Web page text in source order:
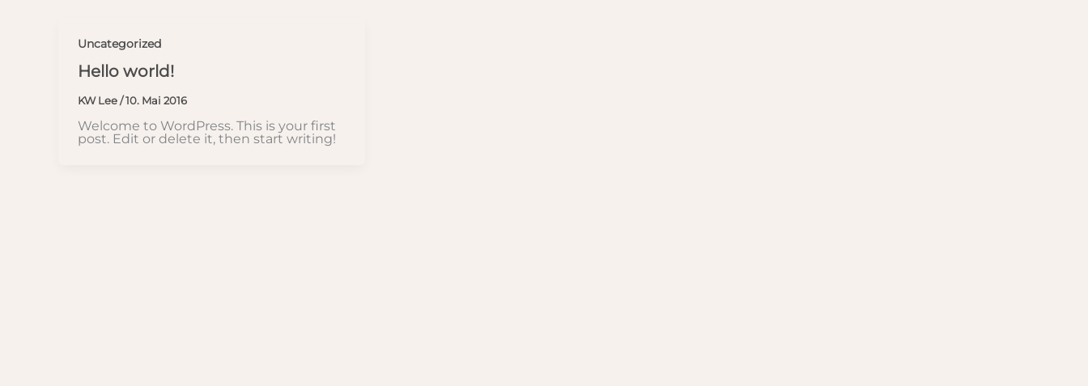
Uncategorized
Hello world!
KW Lee/10. Mai 2016
Welcome to WordPress. This is your first
post. Edit or delete it, then start writing!